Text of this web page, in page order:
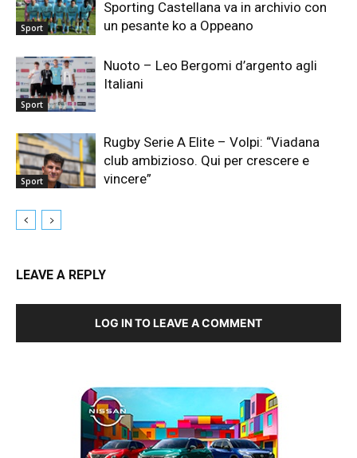
Sport
Sporting Castellana va in archivio con
un pesante ko a Oppeano
Sport
Nuoto – Leo Bergomi d’argento agli
Italiani
Sport
Rugby Serie A Elite – Volpi: “Viadana
club ambizioso. Qui per crescere e
vincere”
LEAVE A REPLY
LOG IN TO LEAVE A COMMENT